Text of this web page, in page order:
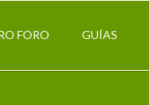
FORO GUÍAS